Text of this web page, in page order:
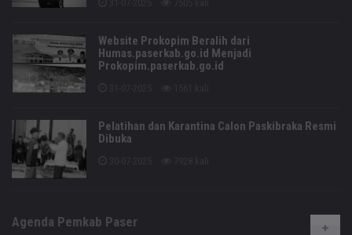
Website Prokopim Beralih dari
Humas.paserkab.go.id Menjadi
Prokopim.paserkab.go.id
Pelatihan dan Karantina Calon Paskibraka Resmi
Dibuka
Agenda Pemkab Paser